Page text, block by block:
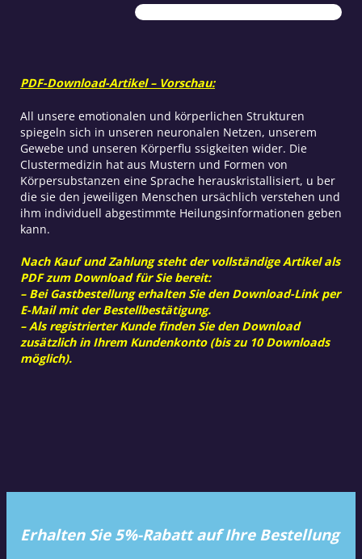
PDF-Download-Artikel – Vorschau:
All unsere emotionalen und körperlichen Strukturen
spiegeln sich in unseren neuronalen Netzen, unserem
Gewebe und unseren Körperflu ssigkeiten wider. Die
Clustermedizin hat aus Mustern und Formen von
Körpersubstanzen eine Sprache herauskristallisiert, u ber
die sie den jeweiligen Menschen ursächlich verstehen und
ihm individuell abgestimmte Heilungsinformationen geben
kann.
Nach Kauf und Zahlung steht der vollständige Artikel als
PDF zum Download für Sie bereit:
– Bei Gastbestellung erhalten Sie den Download-Link per
E-Mail mit der Bestellbestätigung.
– Als registrierter Kunde finden Sie den Download
zusätzlich in Ihrem Kundenkonto (bis zu 10 Downloads
möglich).
Erhalten Sie 5%-Rabatt auf Ihre Bestellung